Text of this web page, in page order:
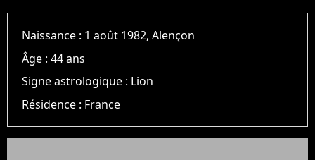
Naissance : 1 août 1982, Alençon
Âge :44 ans
Signe astrologique : Lion
Résidence : France